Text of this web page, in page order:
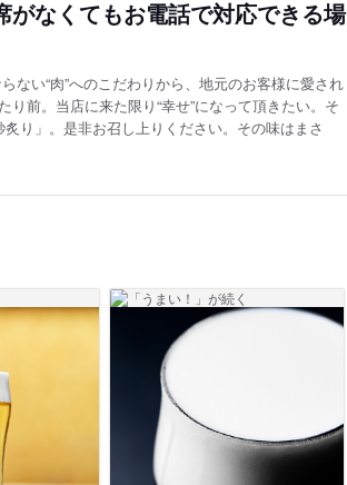
なくてもお電話で対応できる場
ない“肉”へのこだわりから、地元のお客様に愛され
前。当店に来た限り“幸せ”になって頂きたい。そ
り」。是非お召し上りください。その味はまさ